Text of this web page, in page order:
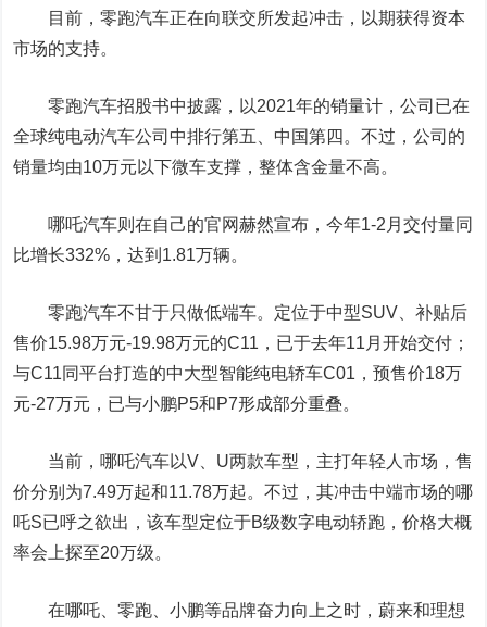
目前，零跑汽车正在向联交所发起冲击，以期获得资本
市场的支持。
零跑汽车招股书中披露，以2021年的销量计，公司已在
全球纯电动汽车公司中排行第五、中国第四。不过，公司的
销量均由10万元以下微车支撑，整体含金量不高。
哪吒汽车则在自己的官网赫然宣布，今年1-2月交付量同
比增长332%，达到1.81万辆。
零跑汽车不甘于只做低端车。定位于中型SUV、补贴后
售价15.98万元-19.98万元的C11，已于去年11月开始交付；
与C11同平台打造的中大型智能纯电轿车C01，预售价18万
元-27万元，已与小鹏P5和P7形成部分重叠。
当前，哪吒汽车以V、U两款车型，主打年轻人市场，售
价分别为7.49万起和11.78万起。不过，其冲击中端市场的哪
吒S已呼之欲出，该车型定位于B级数字电动轿跑，价格大概
率会上探至20万级。
在哪吒、零跑、小鹏等品牌奋力向上之时，蔚来和理想